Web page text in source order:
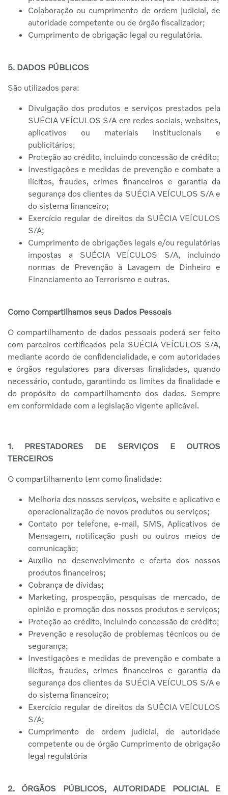
Colaboração ou cumprimento de ordem judicial, de
autoridade competente ou de órgão fiscalizador;
Cumprimento de obrigação legal ou regulatória.
5. DADOS PÚBLICOS
São utilizados para:
Divulgação dos produtos e serviços prestados pela
SUÉCIA VEÍCULOS S/A em redes sociais, websites,
aplicativos ou materiais institucionais e
publicitários;
Proteção ao crédito, incluindo concessão de crédito;
Investigações e medidas de prevenção e combate a
ilícitos, fraudes, crimes financeiros e garantia da
segurança dos clientes da SUÉCIA VEÍCULOS S/A e
do sistema financeiro;
Exercício regular de direitos da SUÉCIA VEÍCULOS
S/A;
Cumprimento de obrigações legais e/ou regulatórias
impostas a SUÉCIA VEÍCULOS S/A, incluindo
normas de Prevenção à Lavagem de Dinheiro e
Financiamento ao Terrorismo e outras.
Como Compartilhamos seus Dados Pessoais
O compartilhamento de dados pessoais poderá ser feito
com parceiros certificados pela SUÉCIA VEÍCULOS S/A,
mediante acordo de confidencialidade, e com autoridades
e órgãos reguladores para diversas finalidades, quando
necessário, contudo, garantindo os limites da finalidade e
do propósito do compartilhamento dos dados. Sempre
em conformidade com a legislação vigente aplicável.
1. PRESTADORES DE SERVIÇOS E OUTROS
TERCEIROS
O compartilhamento tem como finalidade:
Melhoria dos nossos serviços, website e aplicativo e
operacionalização de novos produtos ou serviços;
Contato por telefone, e-mail, SMS, Aplicativos de
Mensagem, notificação push ou outros meios de
comunicação;
Auxílio no desenvolvimento e oferta dos nossos
produtos financeiros;
Cobrança de dívidas;
Marketing, prospecção, pesquisas de mercado, de
opinião e promoção dos nossos produtos e serviços;
Proteção ao crédito, incluindo concessão de crédito;
Prevenção e resolução de problemas técnicos ou de
segurança;
Investigações e medidas de prevenção e combate a
ilícitos, fraudes, crimes financeiros e garantia da
segurança dos clientes da SUÉCIA VEÍCULOS S/A e
do sistema financeiro;
Exercício regular de direitos da SUÉCIA VEÍCULOS
S/A;
Cumprimento de ordem judicial, de autoridade
competente ou de órgão Cumprimento de obrigação
legal regulatória
2. ÓRGÃOS PÚBLICOS, AUTORIDADE POLICIAL E